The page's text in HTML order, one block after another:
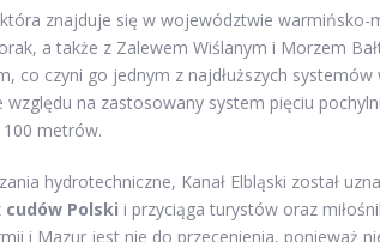
znajduje się w województwie warmińsko-
a także z Zalewem Wiślanym i Morzem
co czyni go jednym z najdłuższych systemów
względu na zastosowany system pięciu
metrów.
hydrotechniczne, Kanał Elbląski został
cudów Polski i przyciąga turystów oraz
i Mazur jest nie do przecenienia, ponieważ